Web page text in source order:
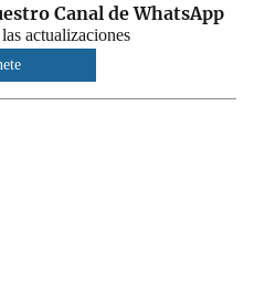
Canal de WhatsApp
actualizaciones